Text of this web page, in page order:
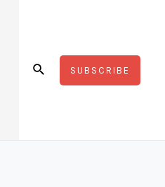
RechercherSUBSCRIBE